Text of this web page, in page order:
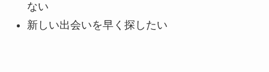
ない
新しい出会いを早く探したい